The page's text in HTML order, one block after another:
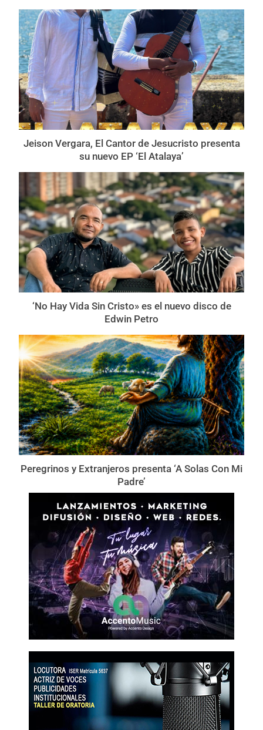
Jeison Vergara, El Cantor de Jesucristo presenta
su nuevo EP ‘El Atalaya’
‘No Hay Vida Sin Cristo» es el nuevo disco de
Edwin Petro
Peregrinos y Extranjeros presenta ‘A Solas Con Mi
Padre’